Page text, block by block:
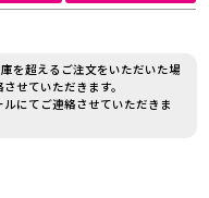
を超えるご注文をいただいた場
せていただきます。
にてご連絡させていただきま